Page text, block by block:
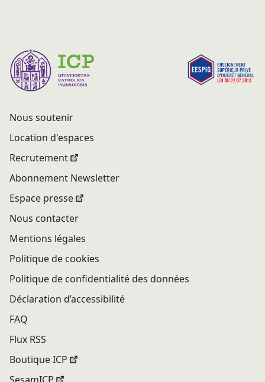
Nous soutenir
Location d'espaces
Recrutement
Abonnement Newsletter
Espace presse
Nous contacter
Mentions légales
Politique de cookies
Politique de confidentialité des données
Déclaration d’accessibilité
FAQ
Flux RSS
Boutique ICP